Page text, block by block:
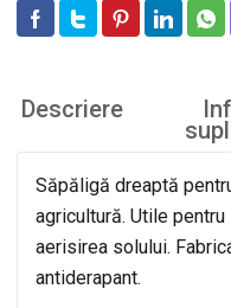
Descriere
Săpăligă dreaptă
agricultură. Utile
aerisirea solului.
antiderapant.